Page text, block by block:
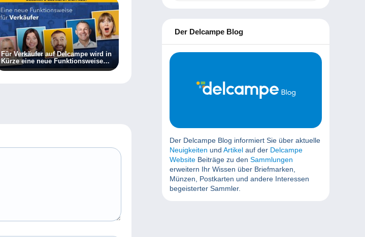
Für Verkäufer auf Delcampe wird in
Kürze eine neue Funktionsweise
eingeführt!
Der Delcampe Blog
Der Delcampe Blog informiert Sie über aktuelle
Neuigkeiten und Artikel auf der Delcampe
Website Beiträge zu den Sammlungen
erweitern Ihr Wissen über Briefmarken,
Münzen, Postkarten und andere Interessen
begeisterter Sammler.